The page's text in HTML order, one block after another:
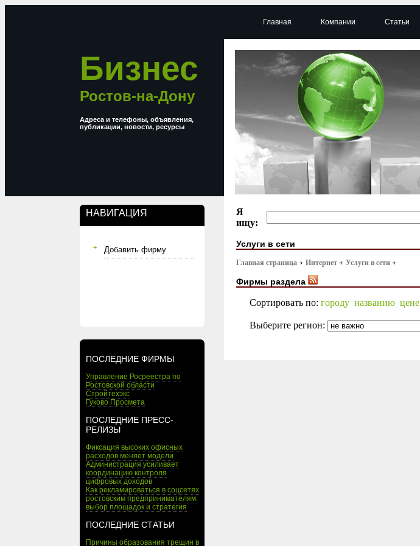
Бизнес
Ростов-на-Дону
Адреса и телефоны, объявления,
публикации, новости, ресурсы
НАВИГАЦИЯ
Добавить фирму
ПОСЛЕДНИЕ ФИРМЫ
Управление Росреестра по
Ростовской области
Стройтехэкс
Гуково Просмета
ПОСЛЕДНИЕ ПРЕСС-
РЕЛИЗЫ
Фиксация высоких офисных
расходов меняет модели
Администрация усиливает
координацию контроля
цифровых доходов
Как рекламироваться в соцсетях
ростовским предпринимателям:
выбор площадок и стратегия
ПОСЛЕДНИЕ СТАТЬИ
Причины образования трещин в
Главная Компании Статьи
Я
ищу:
Услуги в сети
Главная страница Интернет Услуги в сети
Фирмы раздела
Сортировать по: городу названию цене
Выберите регион: